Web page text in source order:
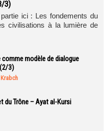
3)
ici : Les fondements du
civilisations à la lumière de
modèle de dialogue
3)
du Trône – Ayat al-Kursi